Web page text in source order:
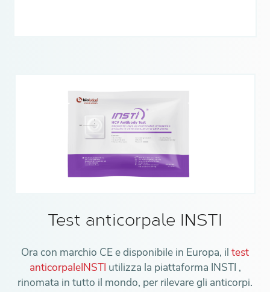
Test anticorpale INSTI
Ora con marchio CE e disponibile in Europa, il test
anticorpaleINSTI utilizza la piattaforma INSTI ,
rinomata in tutto il mondo, per rilevare gli anticorpi.